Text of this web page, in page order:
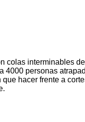
colas interminables
4000 personas
hacer frente a